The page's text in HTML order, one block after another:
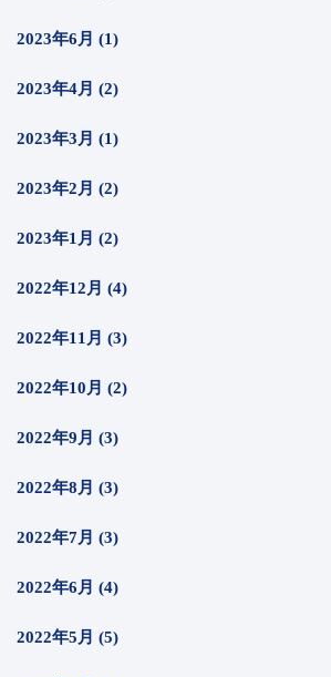
2023年6月 (1)
2023年4月 (2)
2023年3月 (1)
2023年2月 (2)
2023年1月 (2)
2022年12月 (4)
2022年11月 (3)
2022年10月 (2)
2022年9月 (3)
2022年8月 (3)
2022年7月 (3)
2022年6月 (4)
2022年5月 (5)